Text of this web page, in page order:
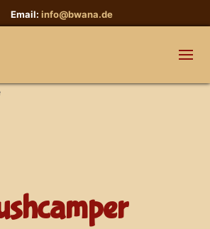
Email: info@bwana.de